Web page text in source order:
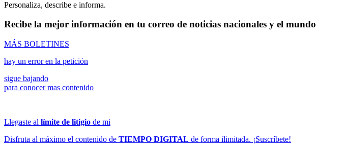
Personaliza, describe e informa.
Recibe la mejor información en tu correo de noticias nacionales y el mundo
MÁS BOLETINES
hay un error en la petición
sigue bajando
para conocer mas contenido
Llegaste al límite de litigio de mi
Disfruta al máximo el contenido de TIEMPO DIGITAL de forma ilimitada. ¡Suscríbete!